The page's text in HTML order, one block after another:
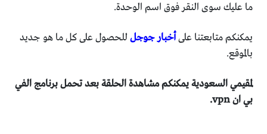
ما عليك سوى النقر فوق اسم الوحدة.
يمكنكم متابعتنا علىأخبار جوجل
بالموقع.
بي ان vpn.